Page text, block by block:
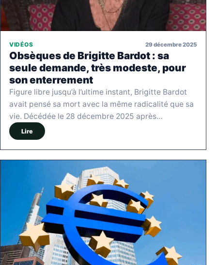
VIDÉOS 29 décembre 2025
Obsèques de Brigitte Bardot : sa
seule demande, très modeste, pour
son enterrement
Figure libre jusqu’à l’ultime instant, Brigitte Bardot
avait pensé sa mort avec la même radicalité que sa
vie. Décédée le 28 décembre 2025 après…
Lire